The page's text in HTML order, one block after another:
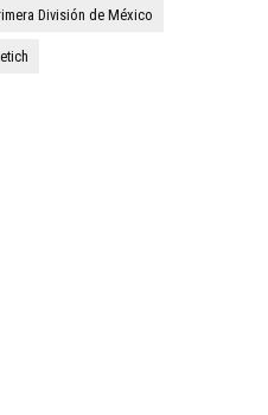
División de México